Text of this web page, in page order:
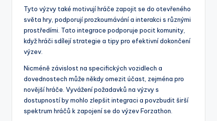
Tyto výzvy také motivují hráče zapojit se do otevřeného
světa hry, podporují prozkoumávání a interakci s různými
prostředími. Tato integrace podporuje pocit komunity,
když hráči sdílejí strategie a tipy pro efektivní dokončení
výzev.
Nicméně závislost na specifických vozidlech a
dovednostech může někdy omezit účast, zejména pro
novější hráče. Vyvážení požadavků na výzvy s
dostupností by mohlo zlepšit integraci a povzbudit širší
spektrum hráčů k zapojení se do výzev Forzathon.